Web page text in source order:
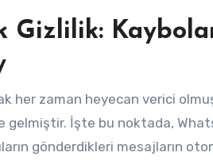
Gizlilik:
her zaman heyecan verici
İşte bu noktada,
gönderdikleri mesajların